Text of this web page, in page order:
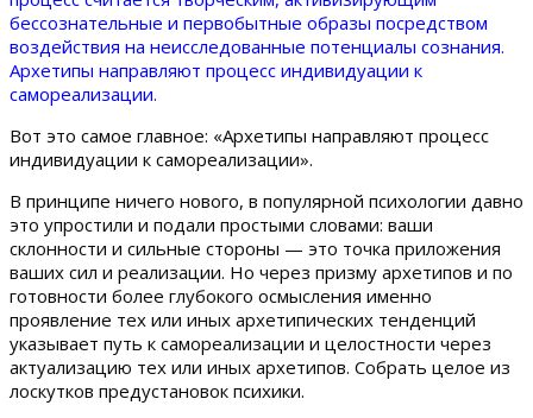
бессознательные и первобытные образы посредством
воздействия на неисследованные потенциалы сознания.
Архетипы направляют процесс индивидуации к
самореализации.
Вот это самое главное: «Архетипы направляют процесс
индивидуации к самореализации».
В принципе ничего нового, в популярной психологии давно
это упростили и подали простыми словами: ваши
склонности и сильные стороны — это точка приложения
ваших сил и реализации. Но через призму архетипов и по
готовности более глубокого осмысления именно
проявление тех или иных архетипических тенденций
указывает путь к самореализации и целостности через
актуализацию тех или иных архетипов. Собрать целое из
лоскутков предустановок психики.